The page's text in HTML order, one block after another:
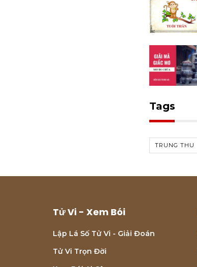
Tags
TRUNG THU
Tử Vi - Xem Bói
Lập Lá Số Tử Vi - Giải Đoán
Tử Vi Trọn Đời